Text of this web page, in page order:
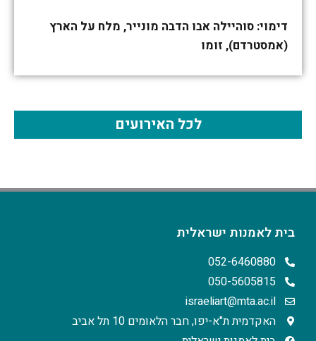
דימוי: סוהיילה אבו הדבה מונייר, מלח על הארץ
(אמסטרדם), זומו
לכל האירועים
בית לאמנות ישראלית
052-6460880
050-5605815
israeliart@mta.ac.il
האקדמית ת"א-יפו, חבר הלאומים 10 תל אביב